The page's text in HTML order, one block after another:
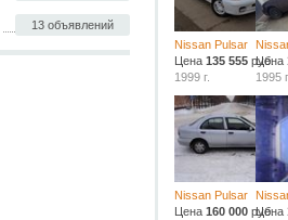
13 объявлений
Nissan Pulsar
Цена 135 555 руб.
1999 г.
Цена
1995
Nissan Pulsar
Цена 160 000 руб.
Цена